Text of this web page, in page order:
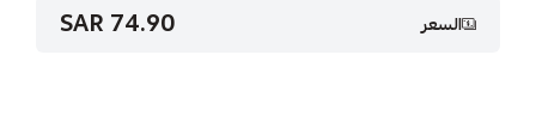
السعر 74.90 SAR